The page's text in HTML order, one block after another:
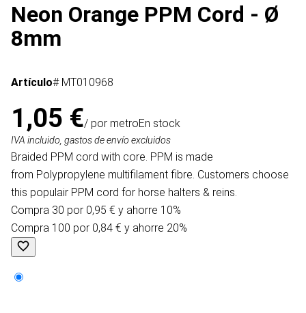
Neon Orange PPM Cord - Ø
8mm
Artículo# MT010968
1,05 €/ por metroEn stock
IVA incluido, gastos de envío excluidos
Braided PPM cord with core. PPM is made
from Polypropylene multifilament fibre. Customers choose
this populair PPM cord for horse halters & reins.
Compra 30 por 0,95 € y ahorre 10%
Compra 100 por 0,84 € y ahorre 20%